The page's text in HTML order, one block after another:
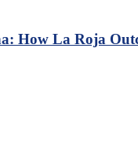
How La Roja